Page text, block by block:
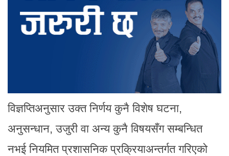
विज्ञप्तिअनुसार उक्त निर्णय कुनै विशेष घटना,
अनुसन्धान, उजुरी वा अन्य कुनै विषयसँग सम्बन्धित
नभई नियमित प्रशासनिक प्रक्रियाअन्तर्गत गरिएको